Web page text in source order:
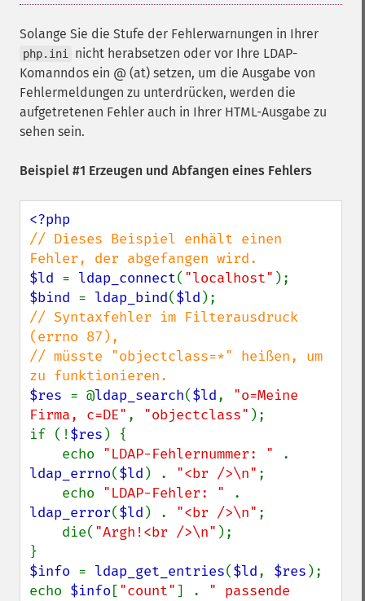
Solange Sie die Stufe der Fehlerwarnungen in Ihrer
php.ini
nicht herabsetzen oder vor Ihre LDAP-
Komanndos ein @ (at) setzen, um die Ausgabe von
Fehlermeldungen zu unterdrücken, werden die
aufgetretenen Fehler auch in Ihrer HTML-Ausgabe zu
sehen sein.
Beispiel #1 Erzeugen und Abfangen eines Fehlers
// Dieses Beispiel enhält einen
$ld = ldap_connect( "localhost"
$bind = ldap_bind($ld
// Syntaxfehler im Filterausdruck
(errno 87),
// müsste "objectclass=*" heißen, um
$res = @ldap_search($ld, "o=Meine
Firma, c=DE" , "objectclass" );
if (!$res ) {
    echo
"LDAP-Fehlernummer: "
ldap_errno($ld ) . "<br />\n" ;
    echo
"LDAP-Fehler: "
ldap_error($ld ) . "<br />\n" ;
    die(
"Argh!<br />\n" );
$info = ldap_get_entries($ld, $res );
echo $info ["count"] . " passende